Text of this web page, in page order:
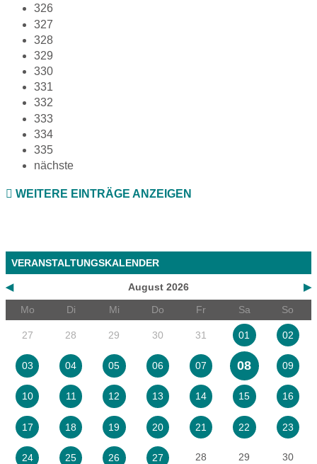
326
327
328
329
330
331
332
333
334
335
nächste
WEITERE EINTRÄGE ANZEIGEN
VERANSTALTUNGSKALENDER
◀ ▶
August 2026
Mo
Di Mi Do Fr Sa So
27 28 29 30 31 01 02
03 04 05 06 07 08 09
10 11 12 13 14 15 16
17 18 19 20 21 22 23
24 25 26 27 28 29 30